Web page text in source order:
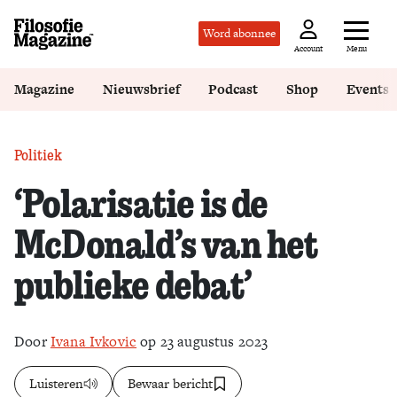
Word abonnee
Account Menu
Magazine Nieuwsbrief Podcast Shop Events
Politiek
‘Polarisatie is de
McDonald’s van het
publieke debat’
DoorIvana Ivkovic op 23 augustus 2023
Luisteren Bewaar bericht